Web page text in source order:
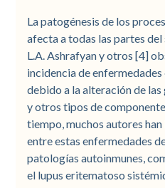
La patogénesis de los
afecta a todas las partes
L.A. Ashrafyan y otros [4]
incidencia de
debido a la alteración de
y otros tipos de
tiempo, muchos autores
entre estas enfermedades
patologías autoinmunes,
el lupus eritematoso